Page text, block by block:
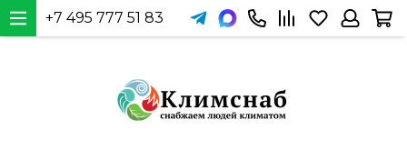
+7 495 777 51 83